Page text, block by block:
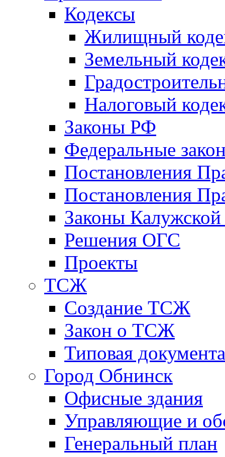
Кодексы
Жилищный
Земельный
Налоговый
Законы РФ
Федеральные
Постановления
Постановления
Законы Калужской
Решения ОГС
Проекты
ТСЖ
Создание ТСЖ
Закон о ТСЖ
Типовая
Город Обнинск
Офисные здания
Управляющие и
Генеральный план